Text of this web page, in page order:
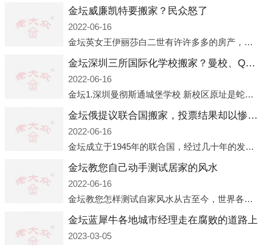
金坛威廉凯特要搬家？民众怒了
2022-06-16
金坛英女王伊丽莎白二世有许许多多的房产，遍布英国各地。而作为英女王的亲孙子、未来的英国国王，威廉王子自然也能享受到女王的房产。目前，威廉凯特以及三个孩子有两个经常居住的地点，一处是位于伦敦的肯辛顿宫，一处
金坛深圳三所国际化学校搬家？曼校、QSI、南山中英文搬走了
2022-06-16
金坛1.深圳曼彻斯通城堡学校 新校区原址是蛇口国际据悉，此次曼彻斯通城堡学校搬迁到蛇口新校区的开办与蛇口外籍人员子女学校（蛇口国际）有很大的关联。2021年，太子湾实验部就宣布在2022年正式并入蛇口外籍
金坛俄提议联合国搬家，投票结果却以惨败收场
2022-06-16
金坛成立于1945年的联合国，经过几十年的发展，如今拥有193个成员国。拥有如此众多会员国的联合国，可以说是世界上最具代表性的国际组织，也是世界上分量最重、有着较高话语权的国际组织。但以美国为首的西方国家
金坛教您自己动手测试居家的风水
2022-06-16
金坛教您怎样测试自家风水从古至今，世界各地的人们都在研究人在乾坤中的位置以及它们所形成的关系。通过探究季节转换、星象变化，并且在所观测到的自然规律的指导下，人们开始认识到居住在不同住宅中的人，其一生中的财
金坛蓝犀牛各地城市经理走在腐败的道路上
2023-03-05